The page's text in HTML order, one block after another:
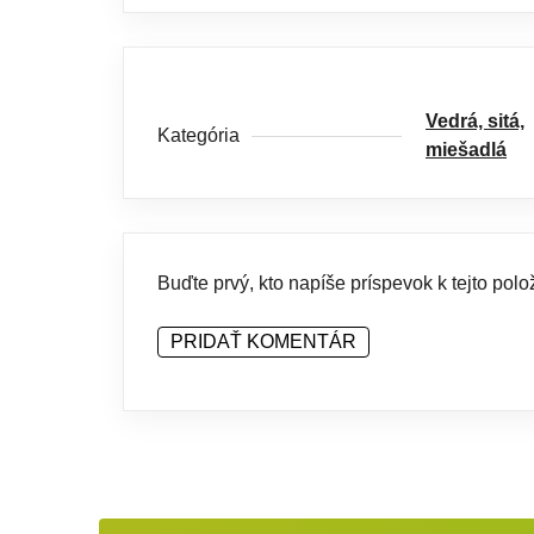
Kategória
Vedrá, sitá,
miešadlá
Buďte prvý, kto napíše príspevok k tejto
PRIDAŤ KOMENTÁR